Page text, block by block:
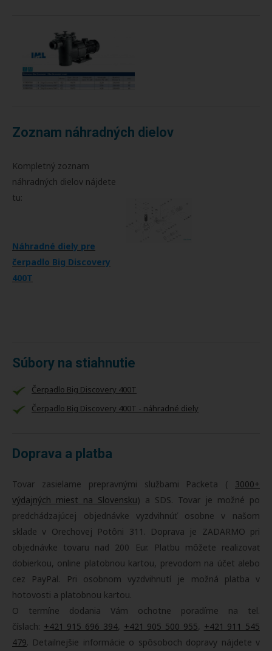
Zoznam náhradných dielov
Kompletný zoznam
náhradných dielov nájdete
tu:
Náhradné diely pre
čerpadlo Big Discovery
400T
Súbory na stiahnutie
Čerpadlo Big Discovery 400T
Čerpadlo Big Discovery 400T - náhradné diely
Doprava a platba
Tovar zasielame prepravnými službami Packeta ( 3000+
výdajných miest na Slovensku) a SDS. Tovar je možné po
predchádzajúcej objednávke vyzdvihnúť osobne v našom
sklade v Orechovej Potôni 311. Doprava je ZADARMO pri
objednávke tovaru nad 200 Eur. Platbu môžete realizovať
dobierkou, online platobnou kartou, prevodom na účet alebo
cez PayPal. Pri osobnom vyzdvihnutí je možná platba v
hotovosti a platobnou kartou.
O termíne dodania Vám ochotne poradíme na tel.
číslach: +421 915 696 394, +421 905 500 955, +421 911 545
479. Detailnejšie informácie o spôsoboch dopravy nájdete v